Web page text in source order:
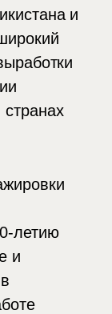
и
странах
летию
и